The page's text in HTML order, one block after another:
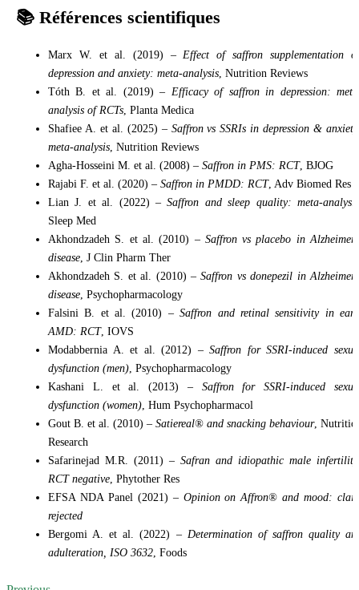
📚 Références scientifiques
Marx W. et al. (2019) – Effect of saffron supplementation
depression and anxiety: meta-analysis , Nutrition Reviews
Tóth B. et al. (2019) – Efficacy of saffron in depression:
analysis of RCTs , Planta Medica
Shafiee A. et al. (2025) – Saffron vs SSRIs in depression &
meta-analysis , Nutrition Reviews
Agha-Hosseini M. et al. (2008) – Saffron in PMS: RCT, BJOG
Rajabi F. et al. (2020) – Saffron in PMDD: RCT, Adv Biomed Res
Lian J. et al. (2022) –Saffron and sleep quality: meta-analysis
Sleep Med
Akhondzadeh S. et al. (2010) – Saffron vs placebo in
disease , J Clin Pharm Ther
Akhondzadeh S. et al. (2010) –Saffron vs donepezil in
disease , Psychopharmacology
Falsini B. et al. (2010) –Saffron and retinal sensitivity in
AMD: RCT, IOVS
Modabbernia A. et al. (2012) –Saffron for SSRI-induced
dysfunction (men) , Psychopharmacology
Kashani L. et al. (2013) – Saffron for SSRI-induced
dysfunction (women) , Hum Psychopharmacol
Gout B. et al. (2010) – Satiereal® and snacking behaviour,
Research
Safarinejad M.R. (2011) – Safran and idiopathic male
RCT negative , Phytother Res
EFSA NDA Panel (2021) – Opinion on Affron® and mood:
rejected
Bergomi A. et al. (2022) – Determination of saffron quality
adulteration, ISO 3632 , Foods